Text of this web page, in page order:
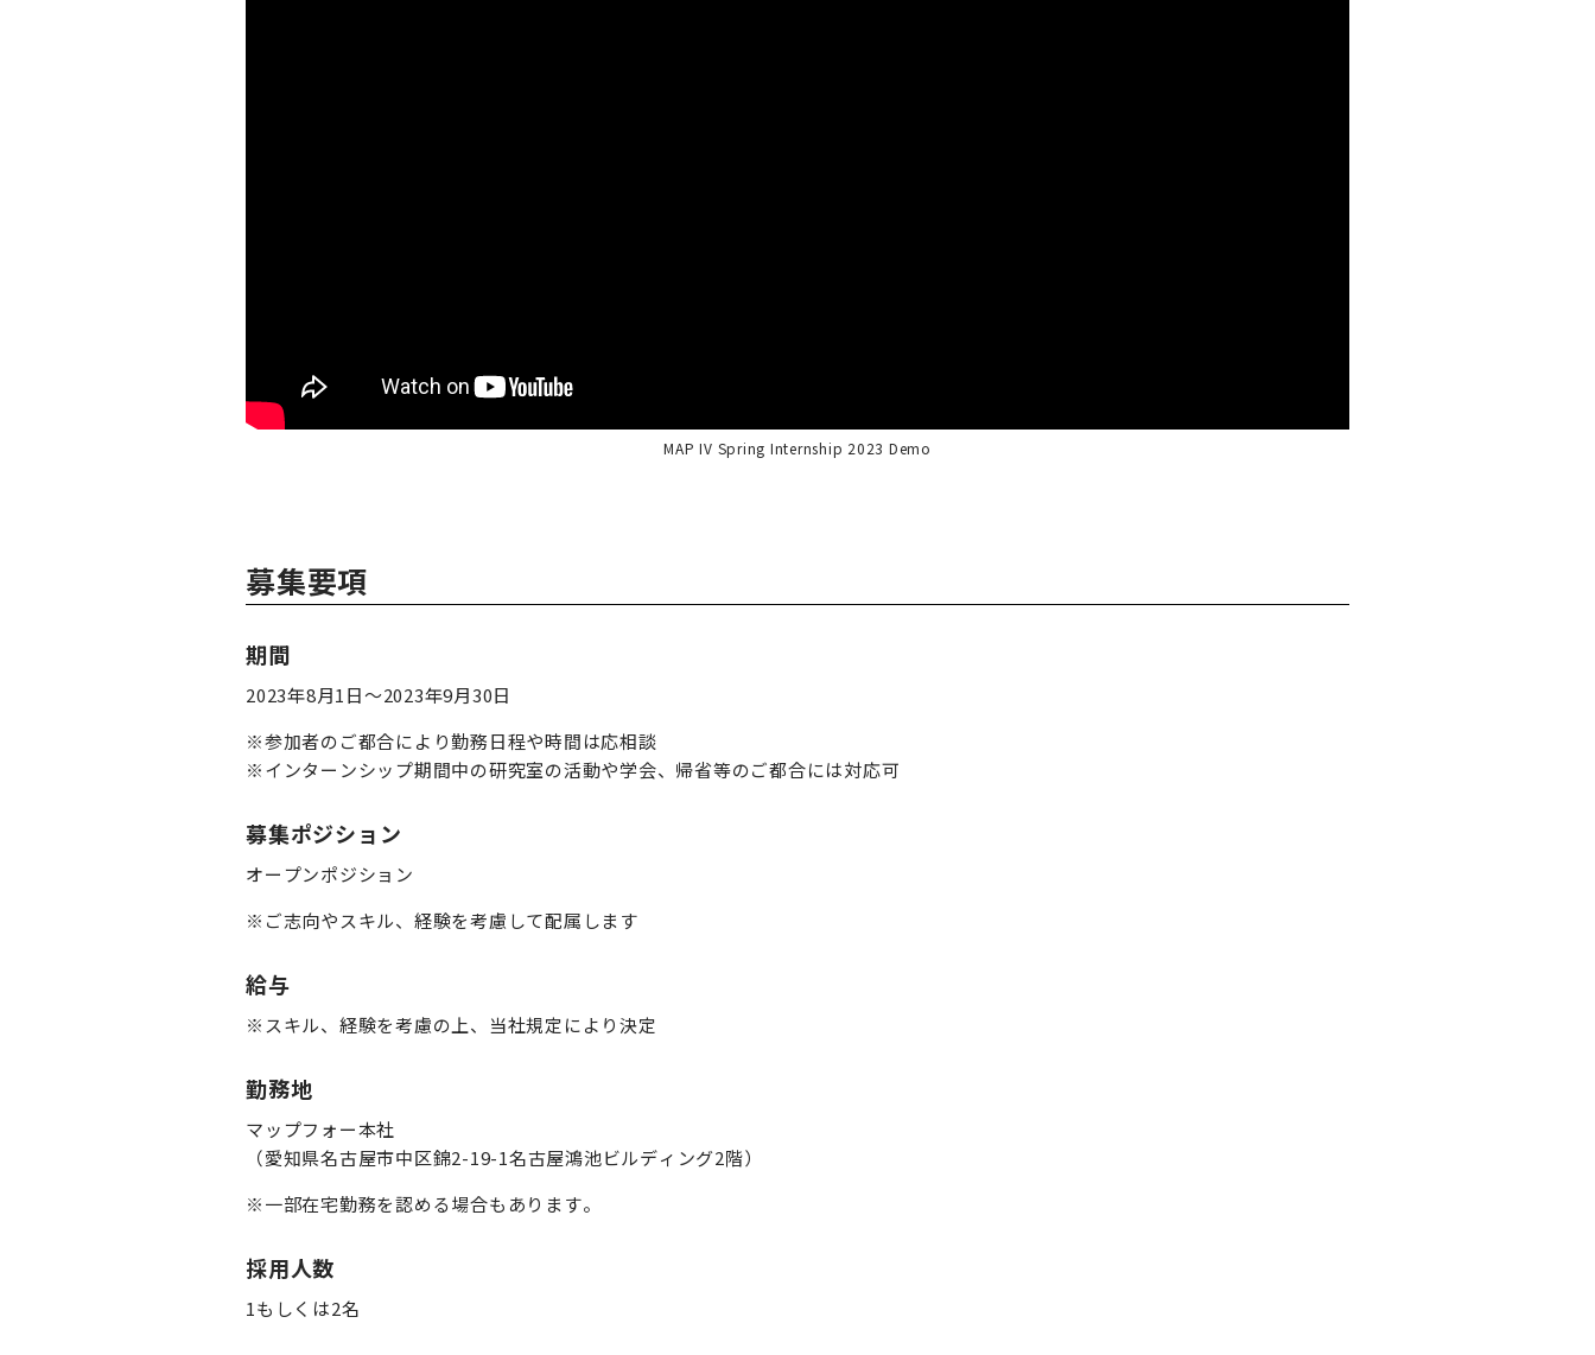
MAP IV Spring Internship 2023 Demo
募集要項
期間
2023年8月1日～2023年9月30日
※参加者のご都合により勤務日程や時間は応相談
※インターンシップ期間中の研究室の活動や学会、帰省等のご都合には対応可
募集ポジション
オープンポジション
※ご志向やスキル、経験を考慮して配属します
給与
※スキル、経験を考慮の上、当社規定により決定
勤務地
マップフォー本社
（愛知県名古屋市中区錦2-19-1名古屋鴻池ビルディング2階）
※一部在宅勤務を認める場合もあります。
採用人数
1もしくは2名